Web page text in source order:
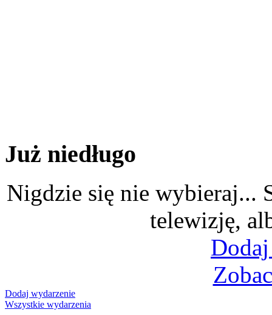
Już niedługo
Nigdzie się nie wybieraj...
telewizję,
Dodaj wydarzenie
Wszystkie wydarzenia